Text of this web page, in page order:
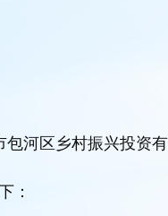
包河区乡村振兴投资
：